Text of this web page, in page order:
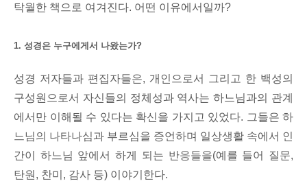
탁월한 책으로 여겨진다. 어떤 이유에서일까?
1. 성경은 누구에게서 나왔는가?
성경 저자들과 편집자들은, 개인으로서 그리고 한 백성의
구성원으로서 자신들의 정체성과 역사는 하느님과의 관계
에서만 이해될 수 있다는 확신을 가지고 있었다. 그들은 하
느님의 나타나심과 부르심을 증언하며 일상생활 속에서 인
간이 하느님 앞에서 하게 되는 반응들을(예를 들어 질문,
탄원, 찬미, 감사 등) 이야기한다.